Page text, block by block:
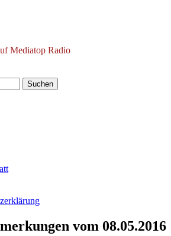
Mediatop Radio
vom 08.05.2016